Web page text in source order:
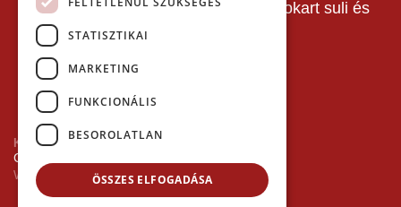
Kezdőlap
Copyright © 2026 Minden jog fenntartva!
Websiker Ügynökség - Richard27.hu Kft.
STATISZTIKAI
MARKETING
FUNKCIONÁLIS
BESOROLATLAN
ÖSSZES ELFOGADÁSA